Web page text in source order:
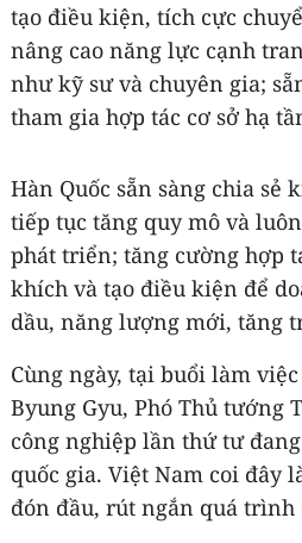
tạo điều kiện, tích cực
nâng cao năng lực cạnh
như kỹ sư và chuyên gia;
tham gia hợp tác cơ sở hạ
Hàn Quốc sẵn sàng chia
tiếp tục tăng quy mô và
phát triển; tăng cường hợp
khích và tạo điều kiện để
dầu, năng lượng mới, tăng
Cùng ngày, tại buổi làm
Byung Gyu, Phó Thủ tướng
công nghiệp lần thứ tư
quốc gia. Việt Nam coi đây
đón đầu, rút ngắn quá trình